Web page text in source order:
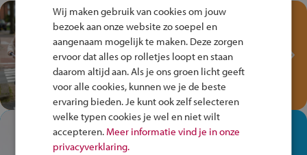
Test je kennis met het
Fiets Veilig
Verkeersspel!
Speel het Fiets Veilig Verkeersspel
en win een Cortina-fiets!
In de winkel ben je op je
plek!
Wij maken gebruik van cookies om jouw
bezoek aan onze website zo soepel en
aangenaam mogelijk te maken. Deze zorgen
ervoor dat alles op rolletjes loopt en staan
daarom altijd aan. Als je ons groen licht geeft
voor alle cookies, kunnen we je de beste
ervaring bieden. Je kunt ook zelf selecteren
welke typen cookies je wel en niet wilt
accepteren. Meer informatie vind je in onze
privacyverklaring.